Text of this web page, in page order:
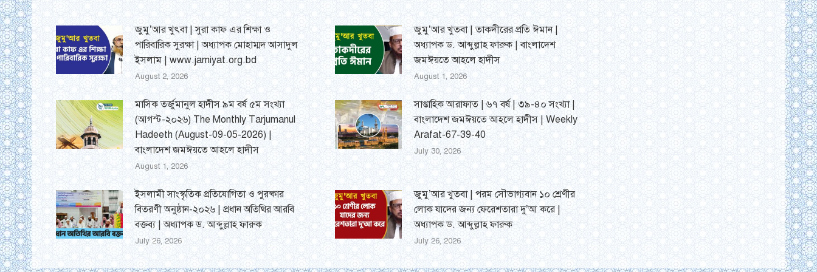
জুমু’আর খুৎবা | সুরা কাফ এর শিক্ষা ও
পারিবারিক সুরক্ষা | অধ্যাপক মোহাম্মদ আসাদুল
ইসলাম | www.jamiyat.org.bd
August 2, 2026
জুমু’আর খুতবা | তাকদীরের প্রতি ঈমান |
অধ্যাপক ড. আব্দুল্লাহ ফারুক | বাংলাদেশ
জমঈয়তে আহলে হাদীস
August 1, 2026
মাসিক তর্জুমানুল হাদীস ৯ম বর্ষ ৫ম সংখ্যা
(আগস্ট-২০২৬) The Monthly Tarjumanul
Hadeeth (August-09-05-2026) |
বাংলাদেশ জমঈয়তে আহলে হাদীস
August 1, 2026
সাপ্তাহিক আরাফাত | ৬৭ বর্ষ | ৩৯-৪০ সংখ্যা |
বাংলাদেশ জমঈয়তে আহলে হাদীস | Weekly
Arafat-67-39-40
July 30, 2026
ইসলামী সাংস্কৃতিক প্রতিযোগিতা ও পুরষ্কার
বিতরণী অনুষ্ঠান-২০২৬ | প্রধান অতিথির আরবি
বক্তব্য | অধ্যাপক ড. আব্দুল্লাহ ফারুক
July 26, 2026
জুমু’আর খুতবা | পরম সৌভাগ্যবান ১০ শ্রেণীর
লোক যাদের জন্য ফেরেশতারা দু’আ করে |
অধ্যাপক ড. আব্দুল্লাহ ফারুক
July 26, 2026